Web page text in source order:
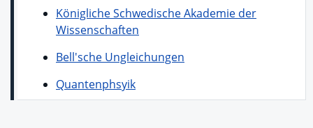
Königliche Schwedische Akademie der
Wissenschaften
Bell'sche Ungleichungen
Quantenphsyik